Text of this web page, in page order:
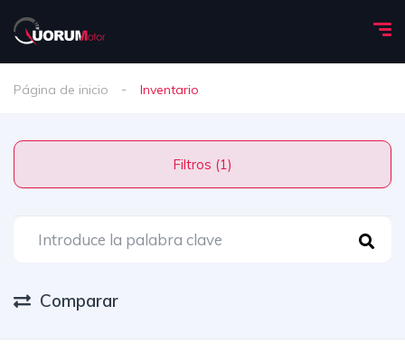
Página de inicio Inventario
Filtros (1)
Comparar